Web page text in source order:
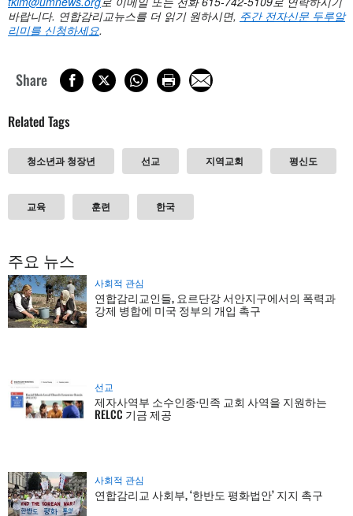
바랍니다. 연합감리교뉴스를 더 읽기 원하시면, 주간 전자신문 두루알
리미를 신청하세요.
Share
Related Tags
청소년과 청장년 선교 지역교회 평신도
교육 훈련 한국
주요 뉴스
사회적 관심
연합감리교인들, 요르단강 서안지구에서의 폭력과
강제 병합에 미국 정부의 개입 촉구
선교
제자사역부 소수인종·민족 교회 사역을 지원하는
RELCC 기금 제공
사회적 관심
연합감리교 사회부, ‘한반도 평화법안’ 지지 촉구